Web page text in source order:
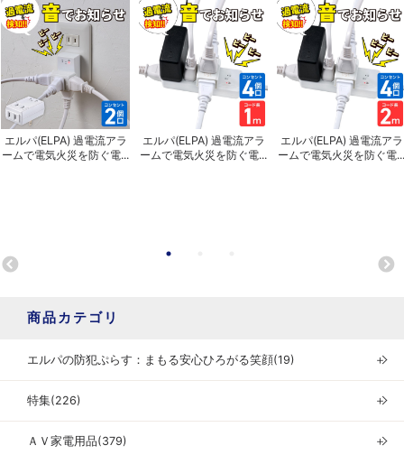
エルパ(ELPA) 過電流アラ
ームで電気火災を防ぐ電...
エルパ(ELPA) 過電流アラ
ームで電気火災を防ぐ電...
エルパ(ELPA) 過電流アラ
ームで電気火災を防ぐ電
商品カテゴリ
エルパの防犯ぷらす：まもる安心ひろがる笑顔(19) ＋
特集(226) ＋
ＡＶ家電用品(379) ＋